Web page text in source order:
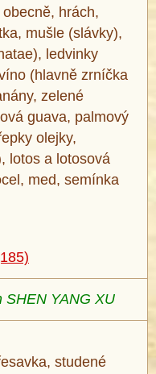
hrách,
mušle (slávky),
ledvinky
(hlavně zrníčka
zelené
guava, palmový
olejky,
lotos a lotosová
med, semínka
SHEN YANG XU
studené